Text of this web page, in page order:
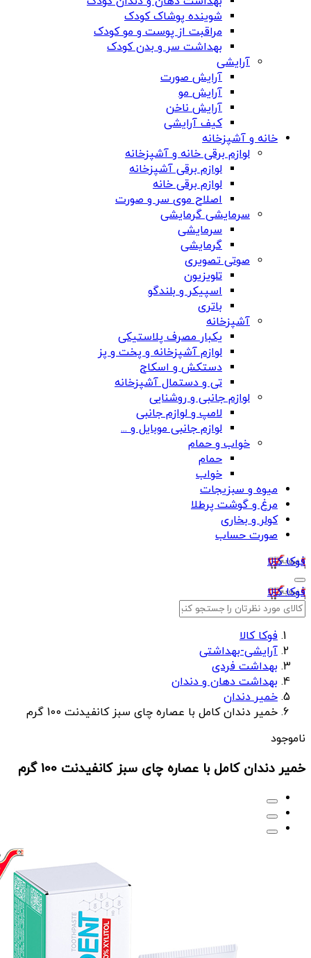
شوینده پوشاک کودک
مراقبت از پوست و مو کودک
بهداشت سر و بدن کودک
آرایشی
آرایش صورت
آرایش مو
آرایش ناخن
کیف آرایشی
خانه و آشپزخانه
لوازم برقی خانه و آشپزخانه
لوازم برقی آشپزخانه
لوازم برقی خانه
اصلاح موی سر و صورت
سرمایشی گرمایشی
سرمایشی
گرمایشی
صوتی تصویری
تلویزیون
اسپیکر و بلندگو
باتری
آشپزخانه
یکبار مصرف پلاستیکی
لوازم آشپزخانه و پخت و پز
دستکش و اسکاج
تی و دستمال آشپزخانه
لوازم جانبی و روشنایی
لامپ و لوازم جانبی
لوازم جانبی موبایل و ...
خواب و حمام
حمام
خواب
میوه و سبزیجات
مرغ و گوشت پرطلا
کولر و بخاری
صورت حساب
فوکا کالا
فوکا کالا
فوکا کالا
آرایشی-بهداشتی
بهداشت فردی
بهداشت دهان و دندان
خمیر دندان
خمیر دندان کامل با عصاره چای سبز کانفیدنت 100 گرم
ناموجود
خمیر دندان کامل با عصاره چای سبز کانفیدنت 100 گرم